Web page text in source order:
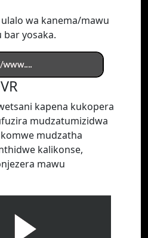
wa kanema/mawu
yosaka.
kapena kukopera
mudzatumizidwa
mudzatha
kalikonse,
mawu